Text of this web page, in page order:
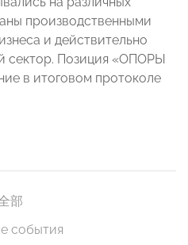
производственными
и действительно
сектор. Позиция «ОПОРЫ
в итоговом протоколе
部
события